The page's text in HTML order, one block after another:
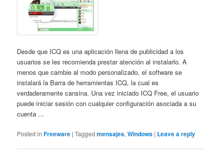
Desde que ICQ es una aplicación llena de publicidad a los
usuarios se les recomienda prestar atención al instalarlo. A
menos que cambie al modo personalizado, el software se
instalará la Barra de herramientas ICQ, la cual es
verdaderamente cansina. Una vez iniciado ICQ Free, el usuario
puede iniciar sesión con cualquier configuración asociada a su
cuenta ...
Posted in Freeware |Tagged mensajes,Windows | Leave a reply